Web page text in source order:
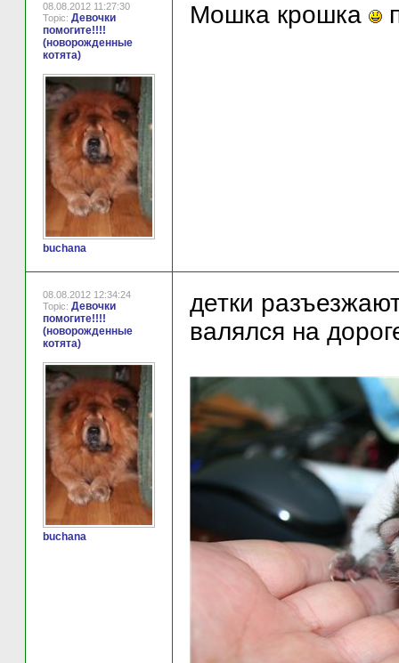
08.08.2012 11:27:30
Topic: Девочки
помогите!!!!
(новорожденные
котята)
buchana
Мошка крошка
08.08.2012 12:34:24
Topic: Девочки
помогите!!!!
(новорожденные
котята)
buchana
детки
валялся на